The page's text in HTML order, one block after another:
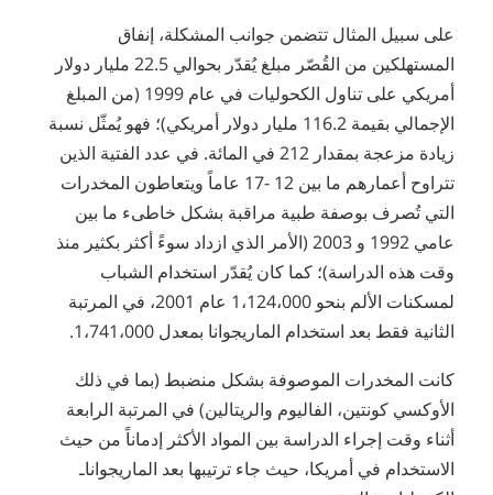
على سبيل المثال تتضمن جوانب المشكلة، إنفاق
المستهلكين من القُصّر مبلغ يُقدّر بحوالي 22.5 مليار دولار
أمريكي على تناول الكحوليات في عام 1999 (من المبلغ
الإجمالي بقيمة 116.2 مليار دولار أمريكي)؛ فهو يُمثّل نسبة
زيادة مزعجة بمقدار 212 في المائة. في عدد الفتية الذين
تتراوح أعمارهم ما بين 12 -17 عاماً ويتعاطون المخدرات
التي تُصرف بوصفة طبية مراقبة بشكل خاطىء ما بين
عامي 1992 و 2003 (الأمر الذي ازداد سوءً أكثر بكثير منذ
وقت هذه الدراسة)؛ كما كان يُقدّر استخدام الشباب
لمسكنات الألم بنحو 1،124،000 عام 2001، في المرتبة
الثانية فقط بعد استخدام الماريجوانا بمعدل 1،741،000.
كانت المخدرات الموصوفة بشكل منضبط (بما في ذلك
الأوكسي كونتين، الفاليوم والريتالين) في المرتبة الرابعة
أثناء وقت إجراء الدراسة بين المواد الأكثر إدماناً من حيث
الاستخدام في أمريكا، حيث جاء ترتيبها بعد الماريجواناـ